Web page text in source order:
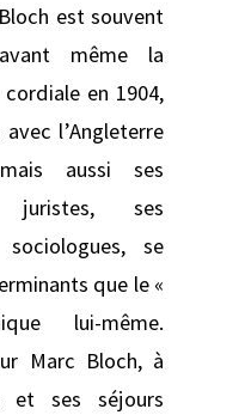
est souvent
même la
en 1904,
l’Angleterre
aussi ses
juristes, ses
se
que le «
lui-même.
Marc Bloch, à
et ses séjours